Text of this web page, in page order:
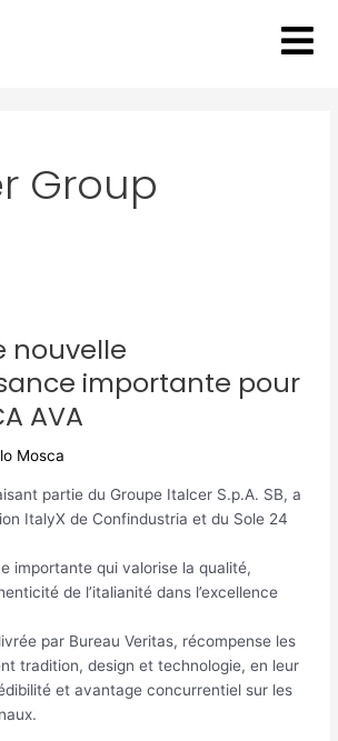
Group
nouvelle
importante pour
AVA
Mosca
partie du Groupe Italcer S.p.A. SB, a
ItalyX de Confindustria et du Sole 24
importante qui valorise la qualité,
de l’italianité dans l’excellence
par Bureau Veritas, récompense les
tradition, design et technologie, en leur
et avantage concurrentiel sur les